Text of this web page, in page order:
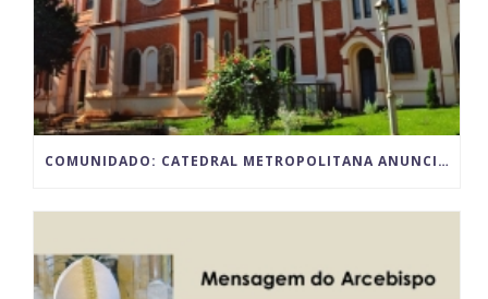
COMUNIDADO: CATEDRAL METROPOLITANA ANUNCIA PARALISAÇÃO TEMPORÁRIA DAS ATIVIDADES POR MOTIVO DAS OBRAS DE RESTAURO